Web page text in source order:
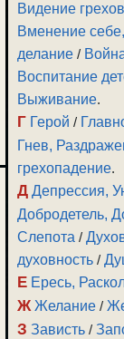
Видение грехов
Вменение
делание /
Воспитание
Выживание.
Г Герой /
Гнев,
грехопадение.
Д Депрессия,
Добродетель,
Слепота /
духовность /
Е Ересь,
Ж Желание /
З Зависть /